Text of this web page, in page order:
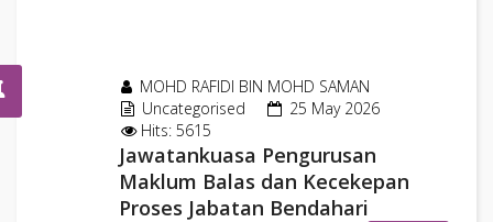
MOHD RAFIDI BIN MOHD SAMAN
Uncategorised
25 May 2026
Hits: 5615
Jawatankuasa Pengurusan
Maklum Balas dan Kecekepan
Proses Jabatan Bendahari